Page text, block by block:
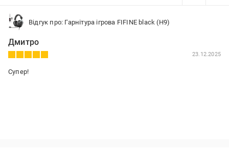
Відгук про: Гарнітура ігрова FIFINE black (H9)
Дмитро
23.12.2025
Супер!